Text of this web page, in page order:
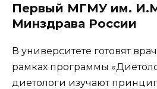
Первый МГМУ им.
Минздрава России
В университете готовят
рамках программы
диетологи изучают